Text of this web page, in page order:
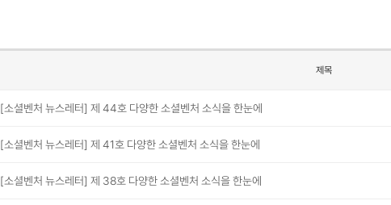
제목
[소셜벤처 뉴스레터] 제 44호 다양한 소셜벤처 소식을 한눈에
[소셜벤처 뉴스레터] 제 41호 다양한 소셜벤처 소식을 한눈에
[소셜벤처 뉴스레터] 제 38호 다양한 소셜벤처 소식을 한눈에